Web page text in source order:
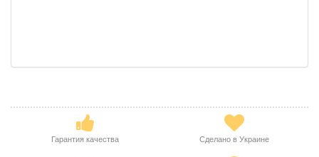
Гарантия качества Сделано в Украине